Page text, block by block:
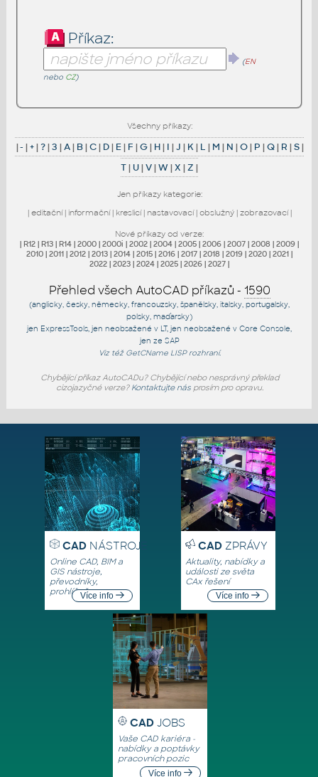
Příkaz:
(EN
nebo CZ)
Všechny příkazy:
|- |+|?|3 |A| B|C| D| E| F |G| H| I |J | K| L | M | N |O| P |Q| R |S|
T| U|V|W|X |Z |
Jen příkazy kategorie:
| editační| informační| kreslicí| nastavovací| obslužný| zobrazovací|
Nové příkazy od verze:
| R12 | R13 | R14 | 2000 | 2000i | 2002 | 2004 | 2005 | 2006 | 2007 | 2008 | 2009 |
2010 | 2011 | 2012 | 2013 | 2014 | 2015 | 2016 | 2017 | 2018 | 2019 | 2020 | 2021 |
2022 | 2023 | 2024 | 2025 | 2026 | 2027 |
Přehled všech AutoCAD příkazů - 1590
(anglicky, česky, německy, francouzsky, španělsky, italsky, portugalsky,
polsky, maďarsky)
jen ExpressTools , jen neobsažené v LT, jen neobsažené v Core Console
jen ze SAP
Viz též GetCNameLISP rozhraní.
Chybějící příkaz AutoCADu? Chybějící nebo nesprávný překlad
cizojazyčné verze? Kontaktujte násprosím pro opravu.
CADNÁSTROJE
Online CAD, BIM a
GIS nástroje,
převodníky,
prohlížečeVíce info
CADZPRÁVY
Aktuality, nabídky a
události ze světa
CAx řešení
Více info
CAD JOBS
Vaše CAD kariéra -
nabídky a poptávky
pracovních pozic
Více info